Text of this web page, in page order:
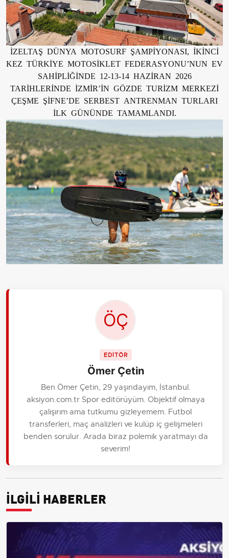
İZELTAŞ DÜNYA MOTOSURF ŞAMPİYONASI, İKİNCİ
KEZ TÜRKİYE MOTOSİKLET FEDERASYONU’NUN EV
SAHİPLİĞİNDE 12-13-14 HAZİRAN 2026
TARİHLERİNDE İZMİR’İN GÖZDE TURİZM MERKEZİ
ÇEŞME ŞİFNE’DE SERBEST ANTRENMAN TURLARI
İLK GÜNÜNDE TAMAMLANDI.
EDİTÖR
Ömer Çetin
Ben Ömer Çetin, 29 yaşındayım, İstanbul.
aksiyon.com.tr Spor editörüyüm. Objektif olmaya
çalışırım ama tutkumu gizleyemem. Futbol
transferleri, maç analizleri ve kulüp iç gelişmeleri
benden sorulur. Arada biraz polemik yaratmayı da
severim!
İLGİLİ HABERLER